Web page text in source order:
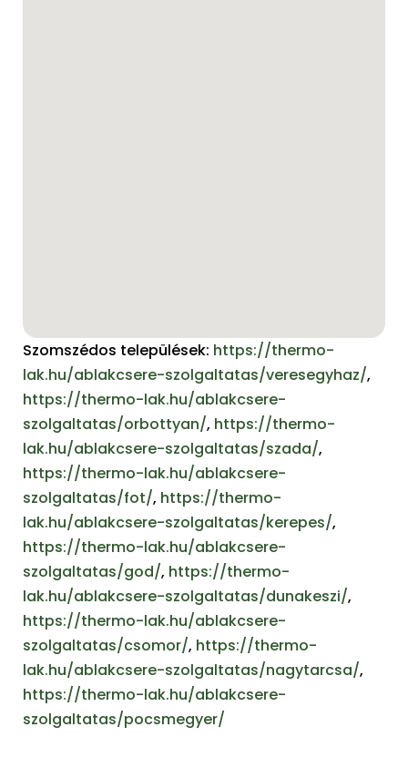
Szomszédos települések: https://thermo-
lak.hu/ablakcsere-szolgaltatas/veresegyhaz/,
https://thermo-lak.hu/ablakcsere-
szolgaltatas/orbottyan/, https://thermo-
lak.hu/ablakcsere-szolgaltatas/szada/,
https://thermo-lak.hu/ablakcsere-
szolgaltatas/fot/, https://thermo-
lak.hu/ablakcsere-szolgaltatas/kerepes/,
https://thermo-lak.hu/ablakcsere-
szolgaltatas/god/, https://thermo-
lak.hu/ablakcsere-szolgaltatas/dunakeszi/,
https://thermo-lak.hu/ablakcsere-
szolgaltatas/csomor/, https://thermo-
lak.hu/ablakcsere-szolgaltatas/nagytarcsa/,
https://thermo-lak.hu/ablakcsere-
szolgaltatas/pocsmegyer/